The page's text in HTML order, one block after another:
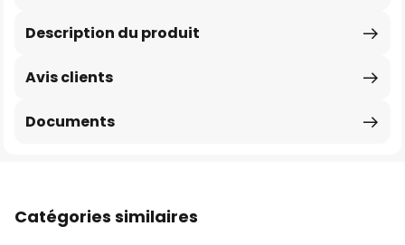
Description du produit
Avis clients
Documents
Catégories similaires